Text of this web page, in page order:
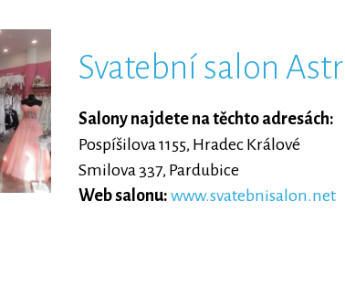
Svatební salon
Salony najdete na těchto adresách:
Pospíšilova 1155, Hradec Králové
Smilova 337, Pardubice
Web salonu: www.svatebnisalon.net